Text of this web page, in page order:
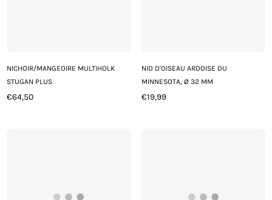
NICHOIR/MANGEOIRE MULTIHOLK
STUGAN PLUS
Prix
€64,50
NID D'OISEAU ARDOISE DU
MINNESOTA, Ø 32 MM
Prix
€19,99